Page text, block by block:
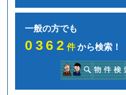
一般の方でも
0362件から検索！